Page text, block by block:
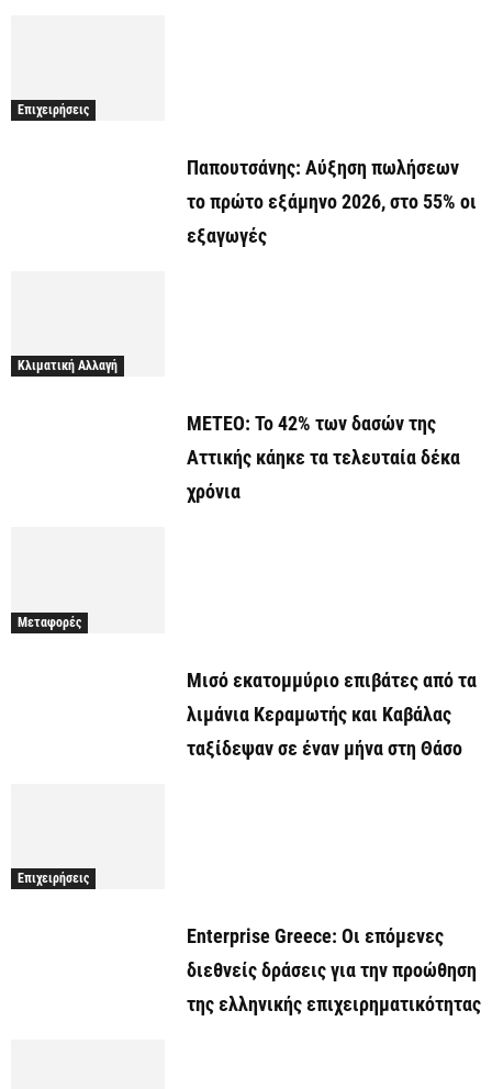
Επιχειρήσεις
Παπουτσάνης: Αύξηση πωλήσεων
το πρώτο εξάμηνο 2026, στο 55% οι
εξαγωγές
Κλιματική Αλλαγή
ΜΕΤΕΟ: Το 42% των δασών της
Αττικής κάηκε τα τελευταία δέκα
χρόνια
Μεταφορές
Μισό εκατομμύριο επιβάτες από τα
λιμάνια Κεραμωτής και Καβάλας
ταξίδεψαν σε έναν μήνα στη Θάσο
Επιχειρήσεις
Enterprise Greece: Οι επόμενες
διεθνείς δράσεις για την προώθηση
της ελληνικής επιχειρηματικότητας